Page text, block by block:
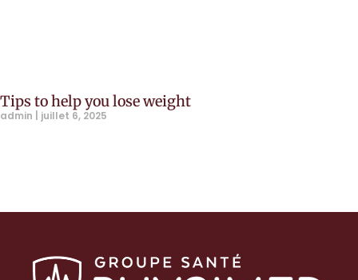
Tips to help you lose weight
admin juillet 6, 2025